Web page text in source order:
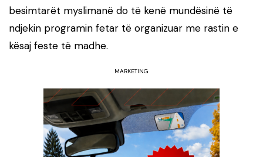
besimtarët myslimanë do të kenë mundësinë të
ndjekin programin fetar të organizuar me rastin e
kësaj feste të madhe.
MARKETING